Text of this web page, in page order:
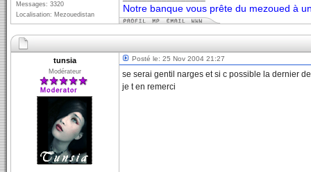
Messages: 3320
Localisation: Mezouedistan
Notre banque vous prête du mezoued à
tunsia
Modérateur
Posté le: 25 Nov 2004 21:27
se serai gentil narges et si c possible la dernier
je t en remerci